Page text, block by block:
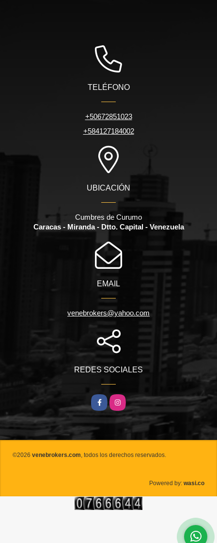
TELÉFONO
+50672851023
+584127184002
UBICACIÓN
Cumbres de Curumo
Caracas - Miranda - Dtto. Capital - Venezuela
EMAIL
venebrokers@yahoo.com
REDES SOCIALES
FacebookInstagram
©2026 venebrokers.com, todos los derechos reservados.
Powered by: wasi.co